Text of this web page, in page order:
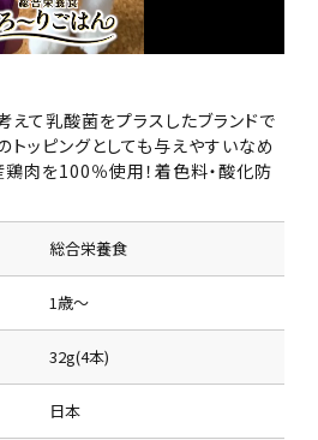
て乳酸菌をプラスしたブランドで
トッピングとしても与えやすいなめ
鶏肉を100％使用！着色料・酸化防
総合栄養食
1歳～
32g(4本)
日本